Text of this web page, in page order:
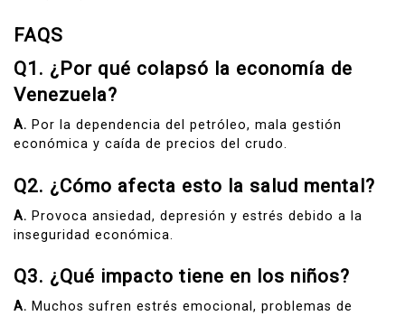
FAQS
Q1. ¿Por qué colapsó la economía de
Venezuela?
A. Por la dependencia del petróleo, mala gestión
económica y caída de precios del crudo.
Q2. ¿Cómo afecta esto la salud mental?
A. Provoca ansiedad, depresión y estrés debido a la
inseguridad económica.
Q3. ¿Qué impacto tiene en los niños?
A. Muchos sufren estrés emocional, problemas de